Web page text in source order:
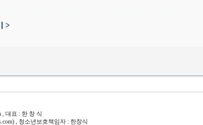
>
, 대표 : 한 창 식
, 청소년보호책임자 : 한창식